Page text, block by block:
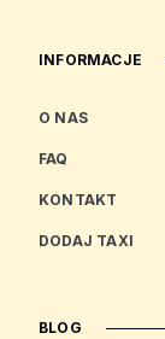
INFORMACJE
O NAS
FAQ
KONTAKT
DODAJ TAXI
BLOG